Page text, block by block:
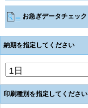
お急ぎデータチェック
納期を指定してください
印刷種別を指定してください